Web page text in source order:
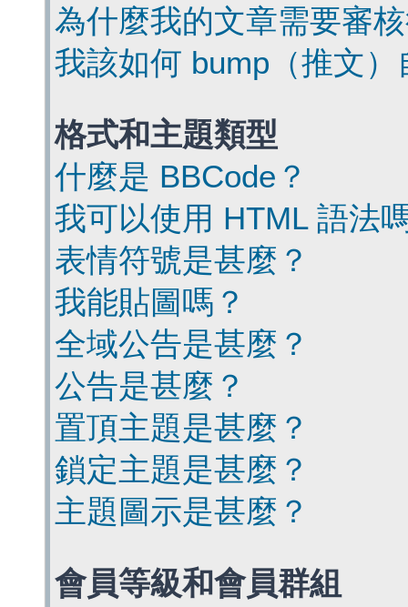
為什麼我的文章需要審
我該如何 bump（推文
格式和主題類型
什麼是 BBCode？
我可以使用 HTML 語法
表情符號是甚麼？
我能貼圖嗎？
全域公告是甚麼？
公告是甚麼？
置頂主題是甚麼？
鎖定主題是甚麼？
主題圖示是甚麼？
會員等級和會員群組